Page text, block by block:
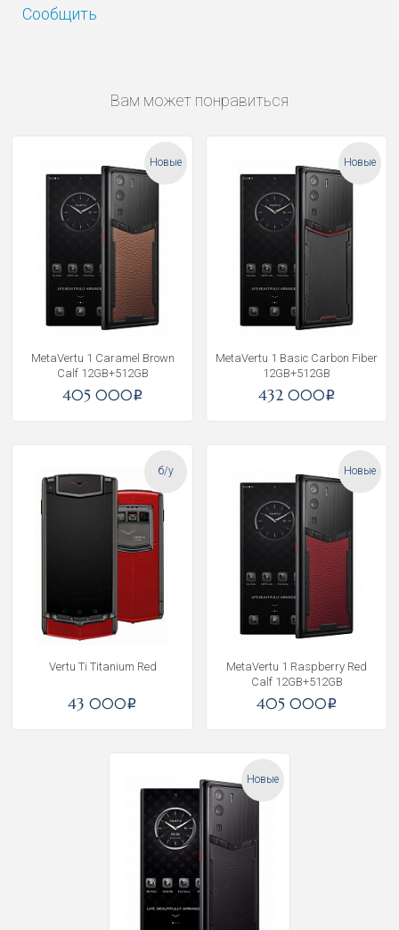
Сообщить
Вам может понравиться
Новые
MetaVertu 1 Caramel Brown
Calf 12GB+512GB
405 000i
Новые
MetaVertu 1 Basic Carbon Fiber
12GB+512GB
432 000i
б/у
Vertu Ti Titanium Red
43 000i
Новые
MetaVertu 1 Raspberry Red
Calf 12GB+512GB
405 000i
Новые